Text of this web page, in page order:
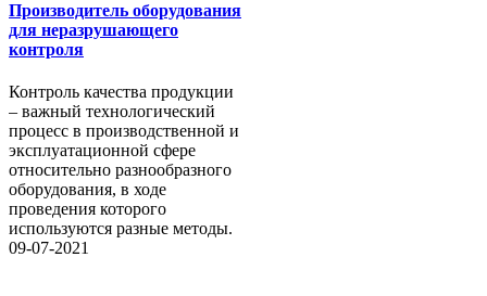
Производитель оборудования
для неразрушающего
контроля
Контроль качества продукции
– важный технологический
процесс в производственной и
эксплуатационной сфере
относительно разнообразного
оборудования, в ходе
проведения которого
используются разные методы.
09-07-2021